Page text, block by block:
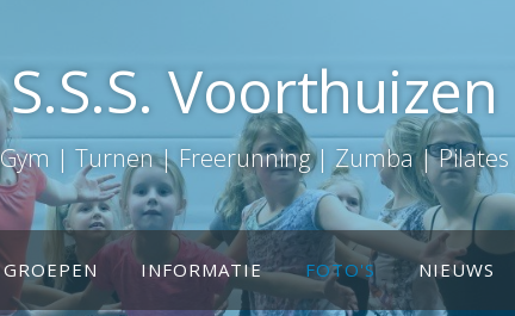
S.S.S. Voorthuizen
Gym | Turnen | Freerunning | Zumba | Pilates
GROEPEN INFORMATIE FOTO'S NIEUWS